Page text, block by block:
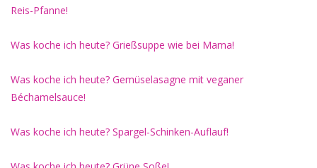
Reis-Pfanne!
Was koche ich heute? Grießsuppe wie bei Mama!
Was koche ich heute? Gemüselasagne mit veganer
Béchamelsauce!
Was koche ich heute? Spargel-Schinken-Auflauf!